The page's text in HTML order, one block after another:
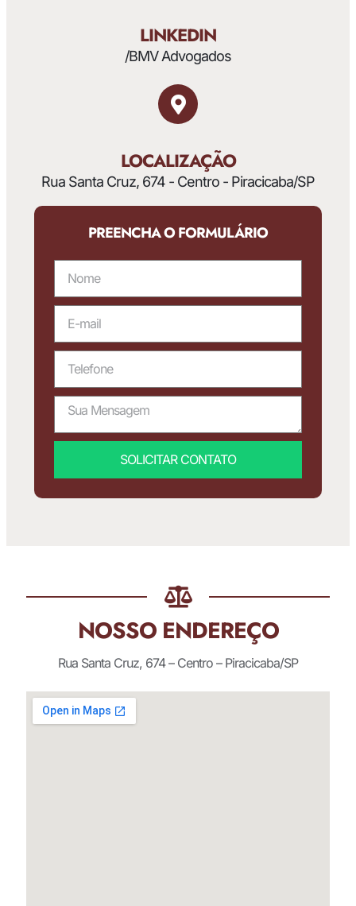
LINKEDIN
/BMV Advogados
LOCALIZAÇÃO
Rua Santa Cruz, 674 - Centro - Piracicaba/SP
PREENCHA O FORMULÁRIO
SOLICITAR CONTATO
NOSSO ENDEREÇO
Rua Santa Cruz, 674 – Centro – Piracicaba/SP